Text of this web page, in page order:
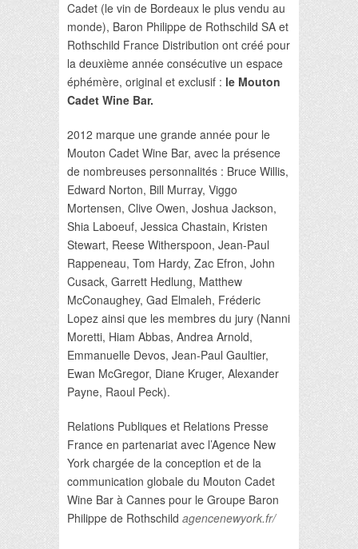
Cadet (le vin de Bordeaux le plus vendu au
monde), Baron Philippe de Rothschild SA et
Rothschild France Distribution ont créé pour
la deuxième année consécutive un espace
éphémère, original et exclusif : le Mouton
Cadet Wine Bar.
2012 marque une grande année pour le
Mouton Cadet Wine Bar, avec la présence
de nombreuses personnalités : Bruce Willis,
Edward Norton, Bill Murray, Viggo
Mortensen, Clive Owen, Joshua Jackson,
Shia Laboeuf, Jessica Chastain, Kristen
Stewart, Reese Witherspoon, Jean-Paul
Rappeneau, Tom Hardy, Zac Efron, John
Cusack, Garrett Hedlung, Matthew
McConaughey, Gad Elmaleh, Fréderic
Lopez ainsi que les membres du jury (Nanni
Moretti, Hiam Abbas, Andrea Arnold,
Emmanuelle Devos, Jean-Paul Gaultier,
Ewan McGregor, Diane Kruger, Alexander
Payne, Raoul Peck).
Relations Publiques et Relations Presse
France en partenariat avec l’Agence New
York chargée de la conception et de la
communication globale du Mouton Cadet
Wine Bar à Cannes pour le Groupe Baron
Philippe de Rothschild agencenewyork.fr/